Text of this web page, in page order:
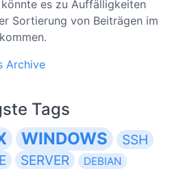
es zu Auffälligkeiten
Sortierung von Beiträgen im
Archive
Tags
WINDOWS
SSH
SERVER
DEBIAN